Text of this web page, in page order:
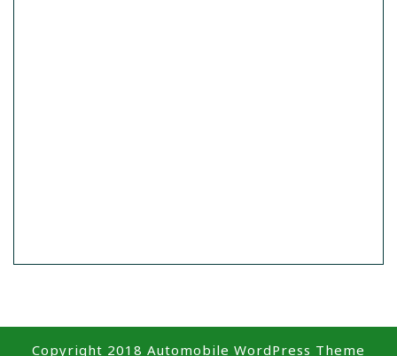
Copyright 2018 Automobile WordPress Theme